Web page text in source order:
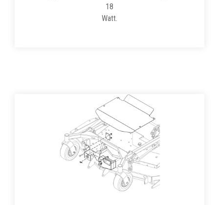
18
Watt.